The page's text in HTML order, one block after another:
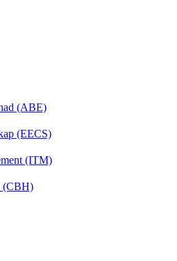
(ABE)
(EECS)
(ITM)
(CBH)